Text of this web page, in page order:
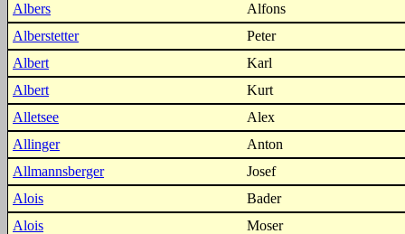
Albers
Alfons
Alberstetter
Peter
Albert
Karl
Albert
Kurt
Alletsee
Alex
Allinger
Anton
Allmannsberger
Josef
Alois
Bader
Alois
Moser